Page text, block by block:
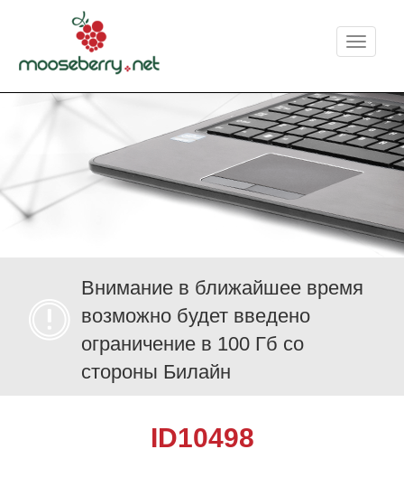
Меню
Внимание в ближайшее время
возможно будет введено
ограничение в 100 Гб со
стороны Билайн
ID10498